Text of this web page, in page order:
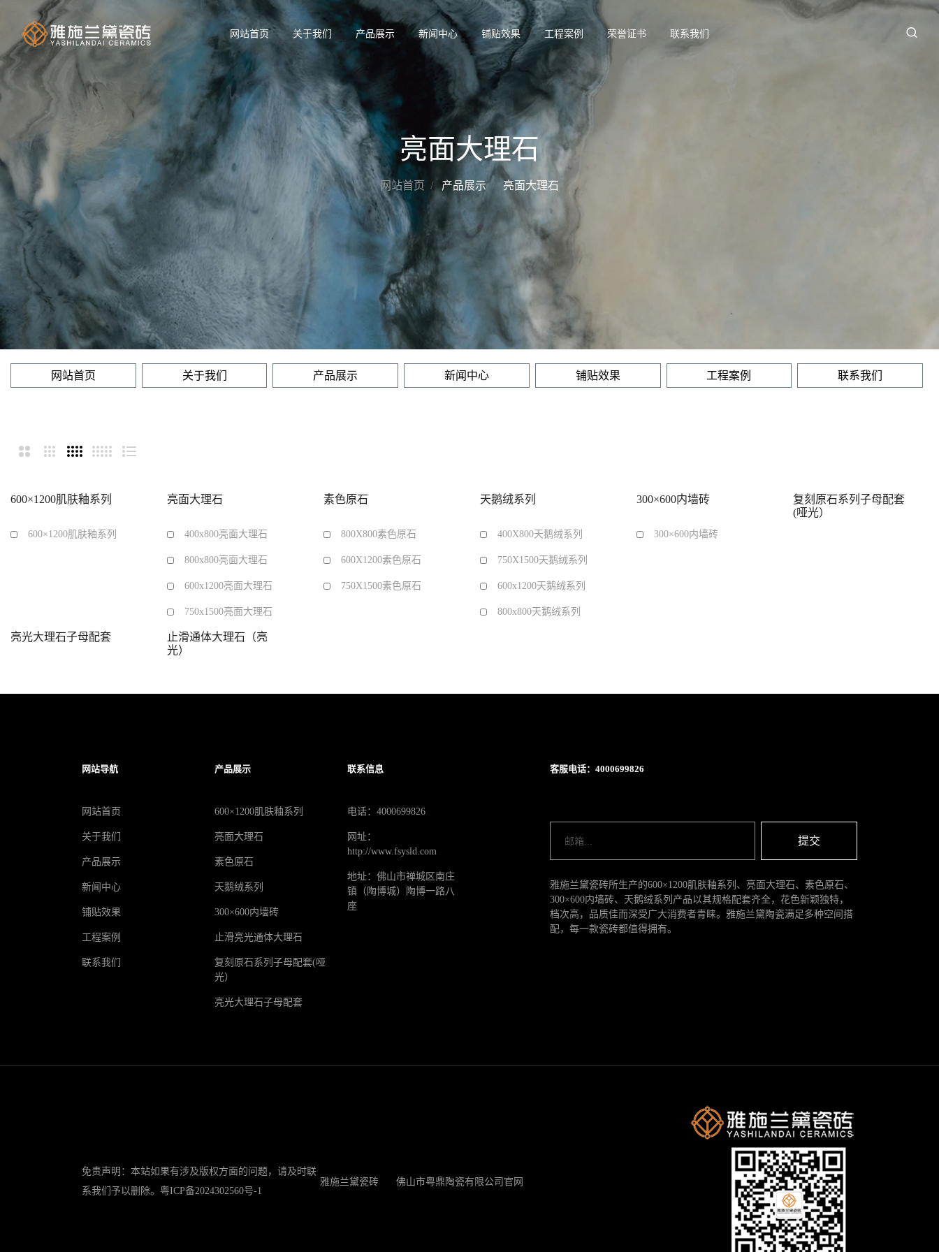
网站首页 关于我们 产品展示 新闻中心 铺贴效果 工程案例 荣誉证书 联系我们
亮面大理石
网站首页 产品展示 亮面大理石
网站首页 关于我们 产品展示 新闻中心 铺贴效果 工程案例 联系我们
600×1200肌肤釉系列
600×1200肌肤釉系列
亮面大理石
400x800亮面大理石
800x800亮面大理石
600x1200亮面大理石
750x1500亮面大理石
素色原石
800X800素色原石
600X1200素色原石
750X1500素色原石
天鹅绒系列
400X800天鹅绒系列
750X1500天鹅绒系列
600x1200天鹅绒系列
800x800天鹅绒系列
300×600内墙砖
300×600内墙砖
复刻原石系列子母配套
(哑光）
亮光大理石子母配套
止滑通体大理石（亮
光）
网站导航
网站首页
关于我们
产品展示
新闻中心
铺贴效果
工程案例
联系我们
产品展示
600×1200肌肤釉系列
亮面大理石
素色原石
天鹅绒系列
300×600内墙砖
止滑亮光通体大理石
复刻原石系列子母配套(哑
光）
亮光大理石子母配套
联系信息
电话：4000699826
网址：
http://www.fsysld.com
地址：佛山市禅城区南庄
镇（陶博城）陶博一路八
座
客服电话：4000699826
提交
雅施兰黛瓷砖所生产的600×1200肌肤釉系列、亮面大理石、素色原石、
300×600内墙砖、天鹅绒系列产品以其规格配套齐全，花色新颖独特，
档次高，品质佳而深受广大消费者青睐。雅施兰黛陶瓷满足多种空间搭
配，每一款瓷砖都值得拥有。
免责声明：本站如果有涉及版权方面的问题，请及时联
系我们予以删除。 粤ICP备2024302560号-1
雅施兰黛瓷砖 佛山市粤鼎陶瓷有限公司官网